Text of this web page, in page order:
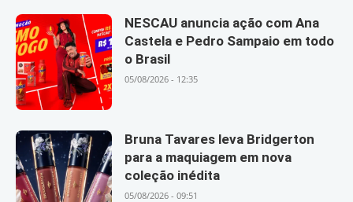
NESCAU anuncia ação com Ana
Castela e Pedro Sampaio em todo
o Brasil
05/08/2026 - 12:35
Bruna Tavares leva Bridgerton
para a maquiagem em nova
coleção inédita
05/08/2026 - 09:51